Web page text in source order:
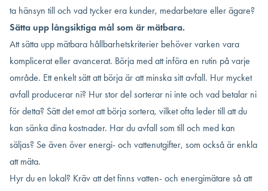
ta hänsyn till och vad tycker era kunder, medarbetare eller ägare?
Sätta upp långsiktiga mål som är mätbara.
Att sätta upp mätbara hållbarhetskriterier behöver varken vara
komplicerat eller avancerat. Börja med att införa en rutin på varje
område. Ett enkelt sätt att börja är att minska sitt avfall. Hur mycket
avfall producerar ni? Hur stor del sorterar ni inte och vad betalar ni
för detta? Sätt det emot att börja sortera, vilket ofta leder till att du
kan sänka dina kostnader. Har du avfall som till och med kan
säljas? Se även över energi- och vattenutgifter, som också är enkla
att mäta.
Hyr du en lokal? Kräv att det finns vatten- och energimätare så att